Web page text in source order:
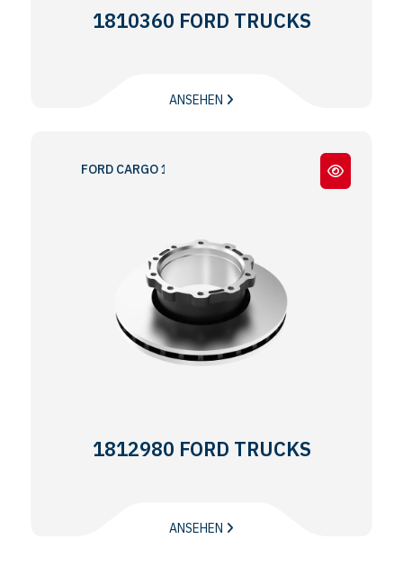
1810360 FORD TRUCKS
ANSEHEN
FORD CARGO 18.46
1812980 FORD TRUCKS
ANSEHEN